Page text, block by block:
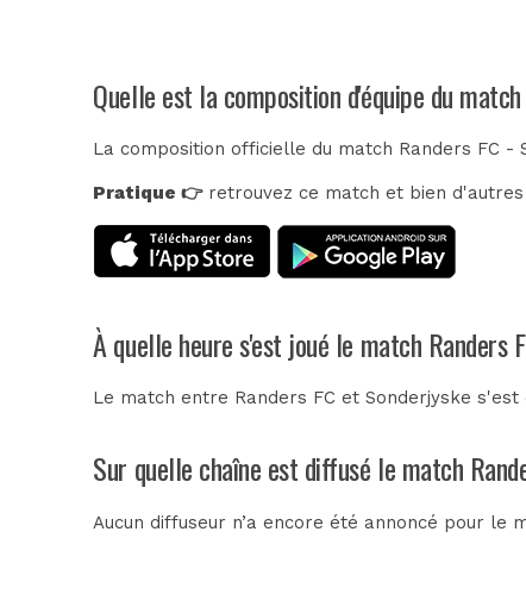
Quelle est la composition d'équipe du
La composition officielle du match Randers FC
Pratique 👉retrouvez ce match et bien d'autres
À quelle heure s'est joué le match Randers
Le match entre Randers FC et Sonderjyske
Sur quelle chaîne est diffusé le match
Aucun diffuseur n’a encore été annoncé pour le